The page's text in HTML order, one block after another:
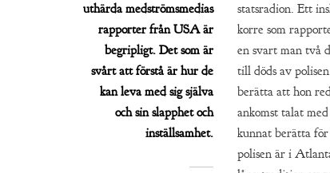
uthärda medströmsmedias
rapporter från USA är
begripligt. Det som är
svårt att förstå är hur de
kan leva med sig själva
och sin slapphet och
inställsamhet.
statsradion. Ett
korre som
en svart man två
till döds av
berätta att hon
ankomst talat
kunnat berätta
polisen är i